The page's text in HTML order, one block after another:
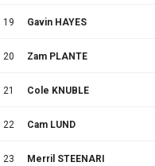
19 Gavin HAYES
20 Zam PLANTE
21 Cole KNUBLE
22 Cam LUND
23 Merril STEENARI